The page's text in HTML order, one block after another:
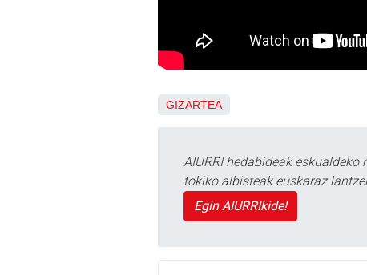
GIZARTEA
AIURRI hedabideak
tokiko albisteak euskaraz
Egin AIURRIkide!